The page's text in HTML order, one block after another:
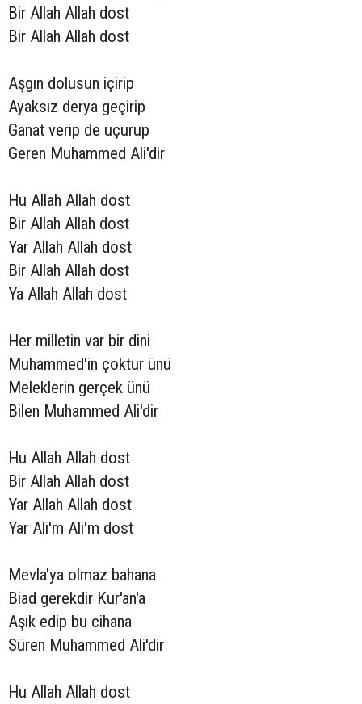
Bir Allah Allah dost
Bir Allah Allah dost
Aşgın dolusun içirip
Ayaksız derya geçirip
Ganat verip de uçurup
Geren Muhammed Ali'dir
Hu Allah Allah dost
Bir Allah Allah dost
Yar Allah Allah dost
Bir Allah Allah dost
Ya Allah Allah dost
Her milletin var bir dini
Muhammed'in çoktur ünü
Meleklerin gerçek ünü
Bilen Muhammed Ali'dir
Hu Allah Allah dost
Bir Allah Allah dost
Yar Allah Allah dost
Yar Ali'm Ali'm dost
Mevla'ya olmaz bahana
Biad gerekdir Kur'an'a
Aşık edip bu cihana
Süren Muhammed Ali'dir
Hu Allah Allah dost